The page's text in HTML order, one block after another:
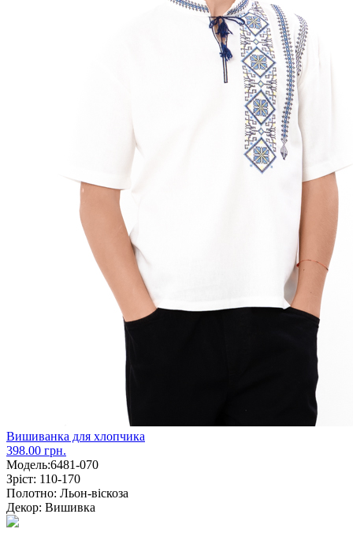
Вишиванка для хлопчика
398.00 грн.
Модель:6481-070
Зріст: 110-170
Полотно: Льон-віскоза
Декор: Вишивка